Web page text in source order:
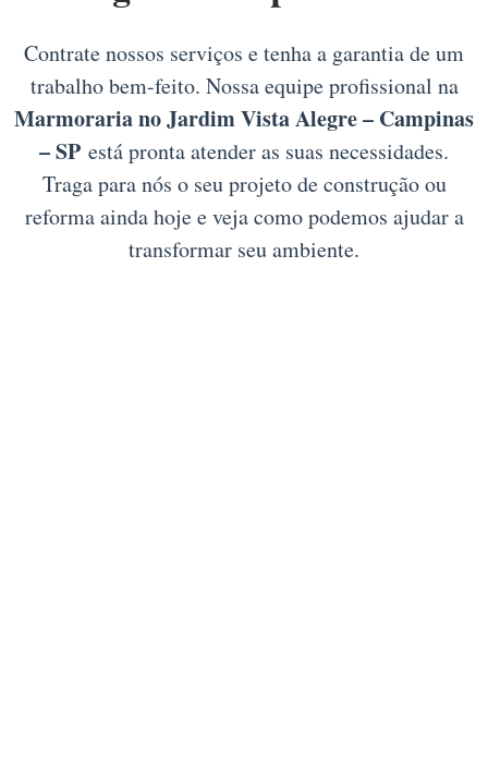
Contrate nossos serviços e tenha a garantia de um
trabalho bem-feito. Nossa equipe profissional na
Marmoraria no Jardim Vista Alegre – Campinas
– SP está pronta atender as suas necessidades.
Traga para nós o seu projeto de construção ou
reforma ainda hoje e veja como podemos ajudar a
transformar seu ambiente.